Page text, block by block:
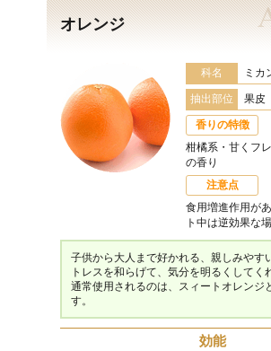
オレンジ
科名 ミカ
抽出部位 果皮
香りの特徴
柑橘系・甘くフ
の香り
注意点
食用増進作用が
ト中は逆効果な
子供から大人まで好かれる、親しみやす
トレスを和らげて、気分を明るくしてく
通常使用されるのは、スィートオレンジ
す。
効能